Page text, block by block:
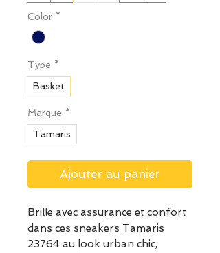
Color *
Type *
Basket
Marque *
Tamaris
Ajouter au panier
Brille avec assurance et confort
dans ces sneakers Tamaris
23764 au look urban chic,